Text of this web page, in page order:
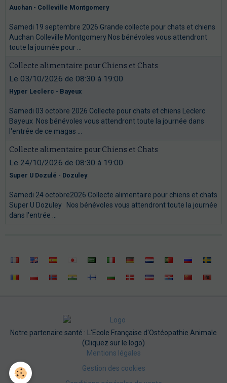
Auchan - Colleville Montgomery
Samedi 19 septembre 2026 Grande collecte pour chats et chiens
Auchan Colleville Montgomery Nos bénévoles vous attendront
toute la journée pour ...
Collecte alimentaire pour Chiens et Chats
Le 03/10/2026 de 08:30 à 19:00
Hyper Leclerc - Bayeux
Samedi 03 octobre 2026 Collecte pour chats et chiens Leclerc
Bayeux Nos bénévoles vous attendront toute la journée dans
l'entrée de ce magas ...
Collecte alimentaire pour Chiens et Chats
Le 24/10/2026 de 08:30 à 19:00
Super U Dozulé - Dozuley
Samedi 24 octobre2026 Collecte alimentaire pour chiens et chats
Super U Dozuley Nos bénévoles vous attendront toute la journée
dans l'entrée ...
Notre partenaire santé : L'Ecole Française d'Ostéopathie Animale
(Cliquez sur le logo)
Mentions légales
Gestion des cookies